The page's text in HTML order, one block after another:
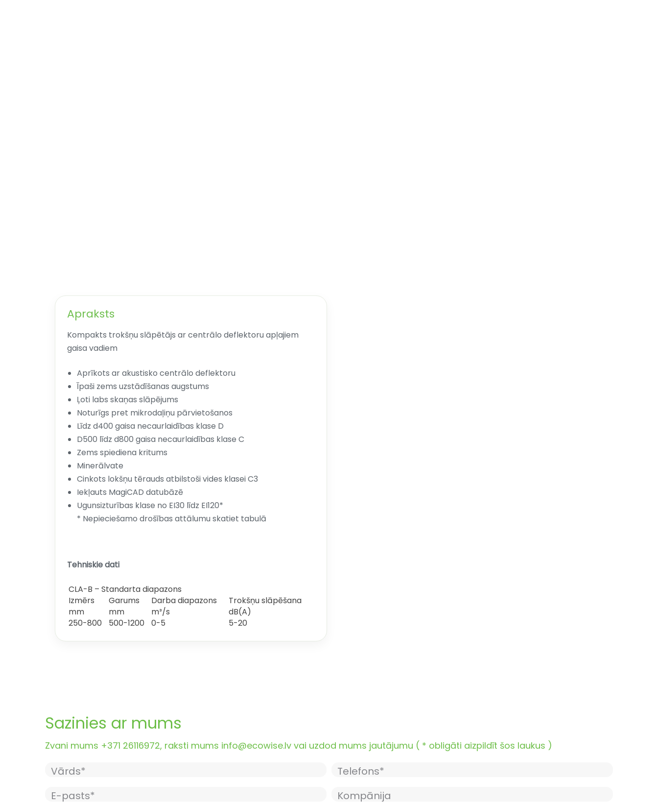
Apraksts
Kompakts trokšņu slāpētājs ar centrālo deflektoru apļajiem
gaisa vadiem
Aprīkots ar akustisko centrālo deflektoru
Īpaši zems uzstādīšanas augstums
Ļoti labs skaņas slāpējums
Noturīgs pret mikrodaļiņu pārvietošanos
Līdz d400 gaisa necaurlaidības klase D
D500 līdz d800 gaisa necaurlaidības klase C
Zems spiediena kritums
Minerālvate
Cinkots lokšņu tērauds atbilstoši vides klasei C3
Iekļauts MagiCAD datubāzē
Ugunsizturības klase no EI30 līdz EI120*
* Nepieciešamo drošības attālumu skatiet tabulā
Tehniskie dati
CLA-B – Standarta diapazons
Izmērs
Garums Darba diapazons
Trokšņu slāpēšana
mm
mm m³/s
dB(A)
250-800
500-1200 0-5 5-20
Sazinies ar mums
Zvani mums +371 26116972, raksti mums info@ecowise.lv vai uzdod mums jautājumu ( * obligāti aizpildīt šos laukus )